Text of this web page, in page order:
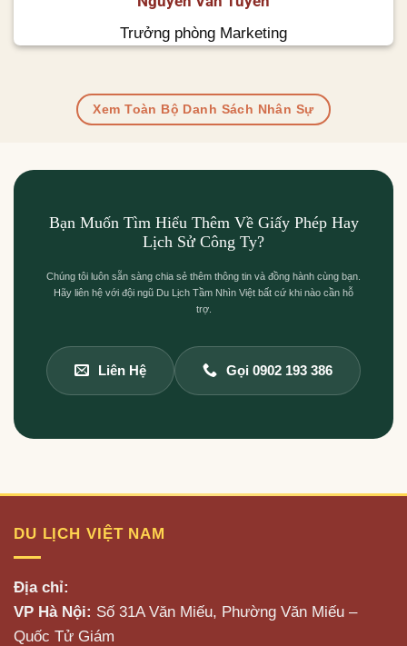
Trưởng phòng Marketing
Xem Toàn Bộ Danh Sách Nhân Sự
Bạn Muốn Tìm Hiểu Thêm Về Giấy Phép Hay
Lịch Sử Công Ty?
Chúng tôi luôn sẵn sàng chia sẻ thêm thông tin và đồng hành cùng bạn.
Hãy liên hệ với đội ngũ Du Lịch Tầm Nhìn Việt bất cứ khi nào cần hỗ
trợ.
Liên Hệ Gọi 0902 193 386
DU LỊCH VIỆT NAM
Địa chỉ:
VP Hà Nội: Số 31A Văn Miếu, Phường Văn Miếu –
Quốc Tử Giám